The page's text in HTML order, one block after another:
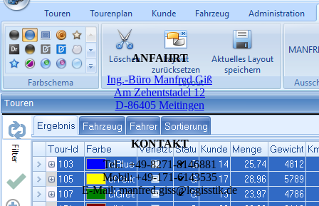
ANFAHRT
Ing.-Büro Manfred Giß
Am Zehentstadel 12
D-86405 Meitingen
KONTAKT
Tel.: +49-8271-8146881
Mobil: +49-171-6143535
E-Mail: manfred.giss@logisstik.de